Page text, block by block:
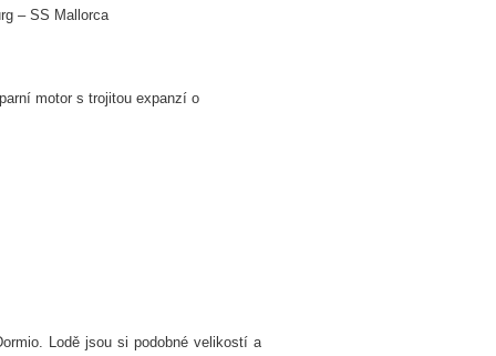
– SS Mallorca
motor s trojitou expanzí o
Lodě jsou si podobné velikostí a